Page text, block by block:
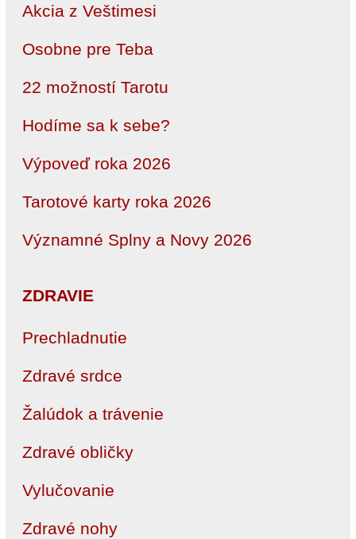
Akcia z Veštimesi
Osobne pre Teba
22 možností Tarotu
Hodíme sa k sebe?
Výpoveď roka 2026
Tarotové karty roka 2026
Významné Splny a Novy 2026
ZDRAVIE
Prechladnutie
Zdravé srdce
Žalúdok a trávenie
Zdravé obličky
Vylučovanie
Zdravé nohy